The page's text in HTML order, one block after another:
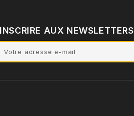
AUX NEWSLETTERS